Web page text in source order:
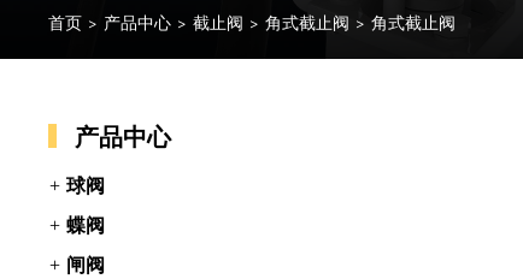
首页 > 产品中心 > 截止阀 > 角式截止阀 > 角式截止阀
产品中心
球阀
蝶阀
闸阀